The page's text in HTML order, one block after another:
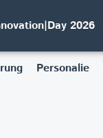
2026
Personalie